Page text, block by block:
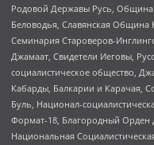
Родовой Державы Русь, Община
Беловодья, Славянская
Семинария Староверов-
Джамаат, Свидетели Иеговы,
социалистическое общество,
Кабарды, Балкарии и Карачая,
Буль, Национал-
Формат-18, Благородный Орден
Национальная